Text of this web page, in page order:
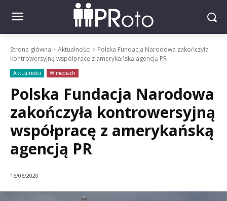
Strona główna Aktualności
Polska Fundacja Narodowa zakończyła
kontrowersyjną współpracę z amerykańską agencją PR
Aktualności W mediach
Polska Fundacja Narodowa
zakończyła kontrowersyjną
współpracę z amerykańską
agencją PR
16/06/2020